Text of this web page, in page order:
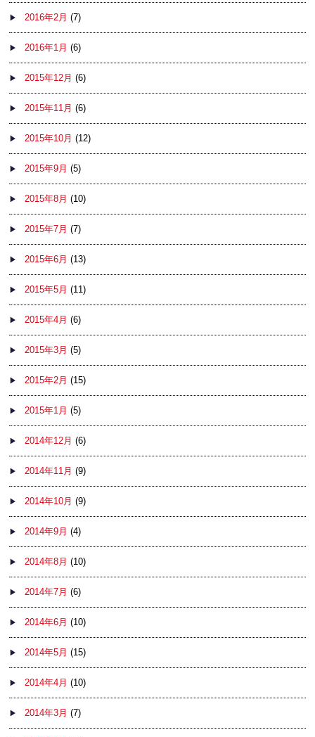
2016年2月 (7)
2016年1月 (6)
2015年12月 (6)
2015年11月 (6)
2015年10月 (12)
2015年9月 (5)
2015年8月 (10)
2015年7月 (7)
2015年6月 (13)
2015年5月 (11)
2015年4月 (6)
2015年3月 (5)
2015年2月 (15)
2015年1月 (5)
2014年12月 (6)
2014年11月 (9)
2014年10月 (9)
2014年9月 (4)
2014年8月 (10)
2014年7月 (6)
2014年6月 (10)
2014年5月 (15)
2014年4月 (10)
2014年3月 (7)